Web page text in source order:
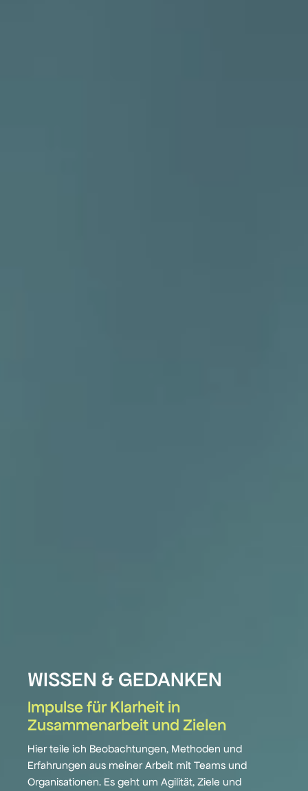
WISSEN & GEDANKEN
Impulse für Klarheit in
Zusammenarbeit und Zielen
Hier teile ich Beobachtungen, Methoden und
Erfahrungen aus meiner Arbeit mit Teams und
Organisationen. Es geht um Agilität, Ziele und